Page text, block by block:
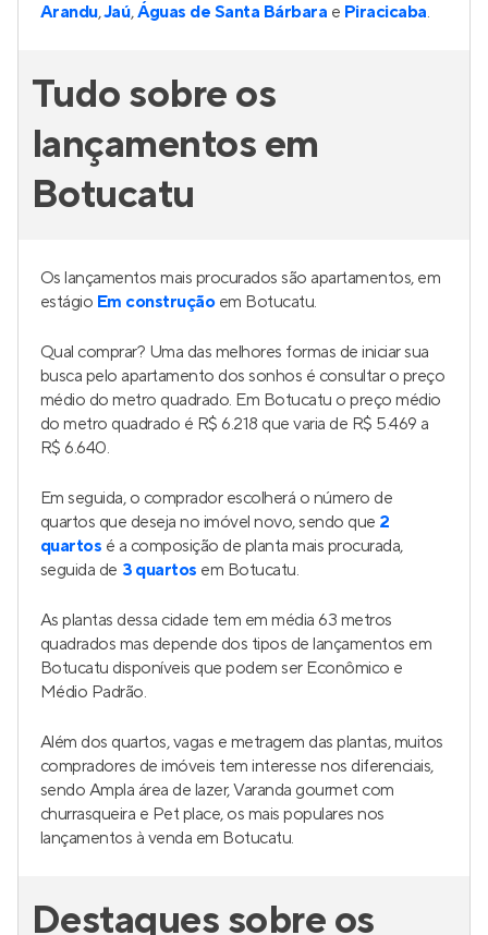
Arandu,Jaú,Águas de Santa Bárbara e Piracicaba.
Tudo sobre os
lançamentos em
Botucatu
Os lançamentos mais procurados são apartamentos, em
estágio Em construçãoem Botucatu.
Qual comprar? Uma das melhores formas de iniciar sua
busca pelo apartamento dos sonhos é consultar o preço
médio do metro quadrado. Em Botucatu o preço médio
do metro quadrado é R$ 6.218 que varia de R$ 5.469 a
R$ 6.640.
Em seguida, o comprador escolherá o número de
quartos que deseja no imóvel novo, sendo que 2
quartos é a composição de planta mais procurada,
seguida de 3 quartos em Botucatu.
As plantas dessa cidade tem em média 63 metros
quadrados mas depende dos tipos de lançamentos em
Botucatu disponíveis que podem ser Econômico e
Médio Padrão.
Além dos quartos, vagas e metragem das plantas, muitos
compradores de imóveis tem interesse nos diferenciais,
sendo Ampla área de lazer, Varanda gourmet com
churrasqueira e Pet place, os mais populares nos
lançamentos à venda em Botucatu.
Destaques sobre os